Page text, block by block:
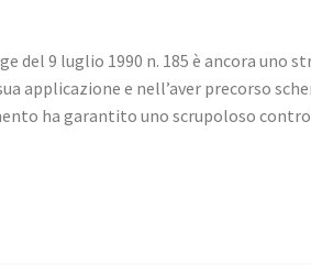
del 9 luglio 1990 n. 185 è ancora
applicazione e nell’aver precorso
ha garantito uno scrupoloso